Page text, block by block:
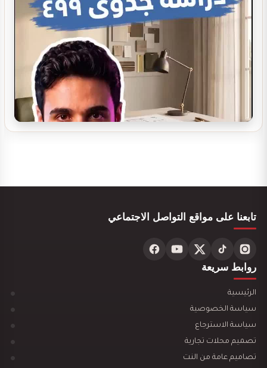
تصميم بوفيه مودرن
تصميم ديكور محل ألعاب أطفال مودرن
تصميم ديكور مكتبة وقرطاسية يجذب العملاء ويزيد…
تابعنا على مواقع التواصل الاجتماعي
روابط سريعة
الرئيسية
سياسة الخصوصية
سياسة الاسترجاع
تصميم محلات تجارية
تصاميم عامة من النت